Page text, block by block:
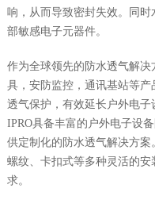
响，从而导致密封失效。同
部敏感电子元器件。
作为全球领先的防水透气解
具，安防监控，通讯基站等产
透气保护，有效延长户外电子
IPRO具备丰富的户外电子设
供定制化的防水透气解决方案
螺纹、卡扣式等多种灵活的
求。